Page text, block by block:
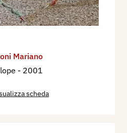
Mariano
- 2001
scheda